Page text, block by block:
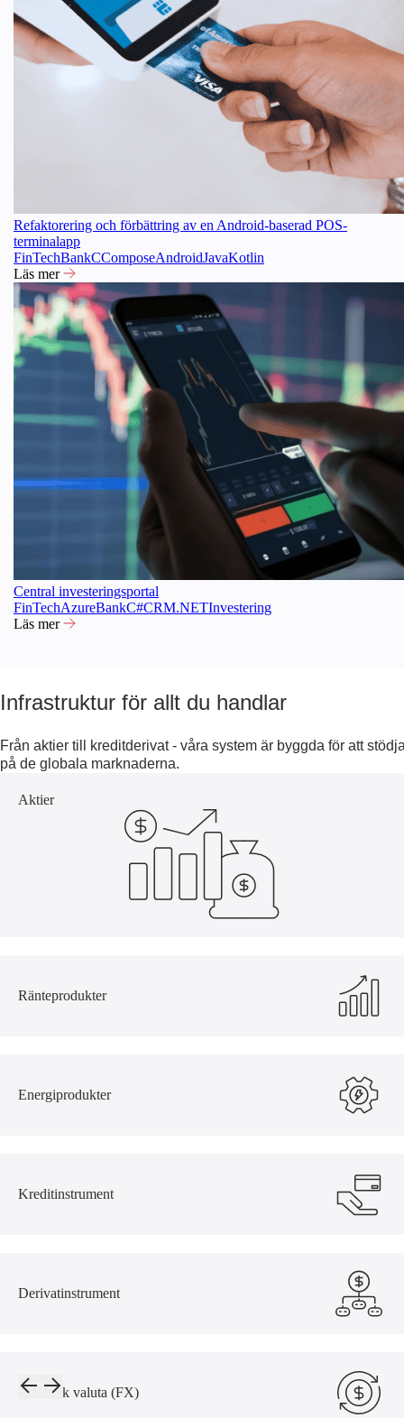
Refaktorering och förbättring av en Android-baserad POS-
terminalapp
FinTechBankCComposeAndroidJavaKotlin
Läs mer
Central investeringsportal
FinTechAzureBankC#CRM.NETInvestering
Läs mer
Infrastruktur för allt du handlar
Från aktier till kreditderivat - våra system är byggda för att
på de globala marknaderna.
Aktier
Ränteprodukter
Energiprodukter
Kreditinstrument
Derivatinstrument
Utländsk valuta (FX)